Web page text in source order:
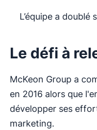
L’équipe a
Le défi à
McKeon Group a
en 2016 alors que
développer ses
marketing.